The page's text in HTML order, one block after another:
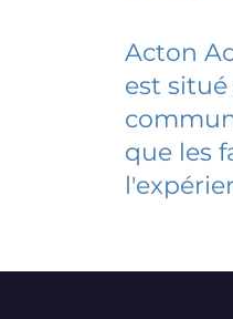
Acton
est
que les